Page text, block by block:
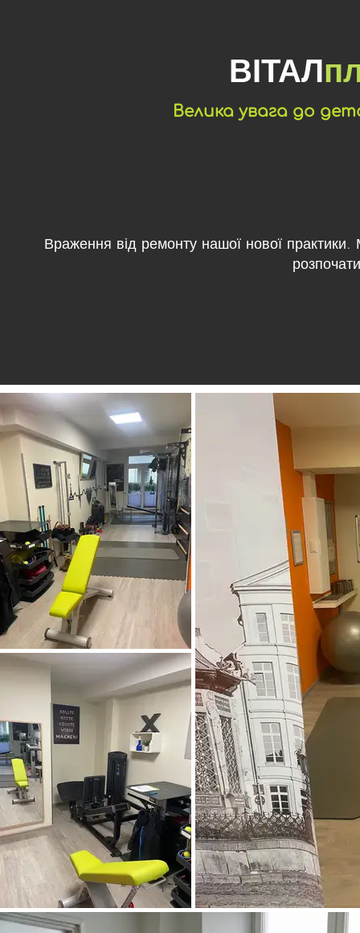
ВІТАЛ
Велика увага до
Враження від ремонту нашої нової